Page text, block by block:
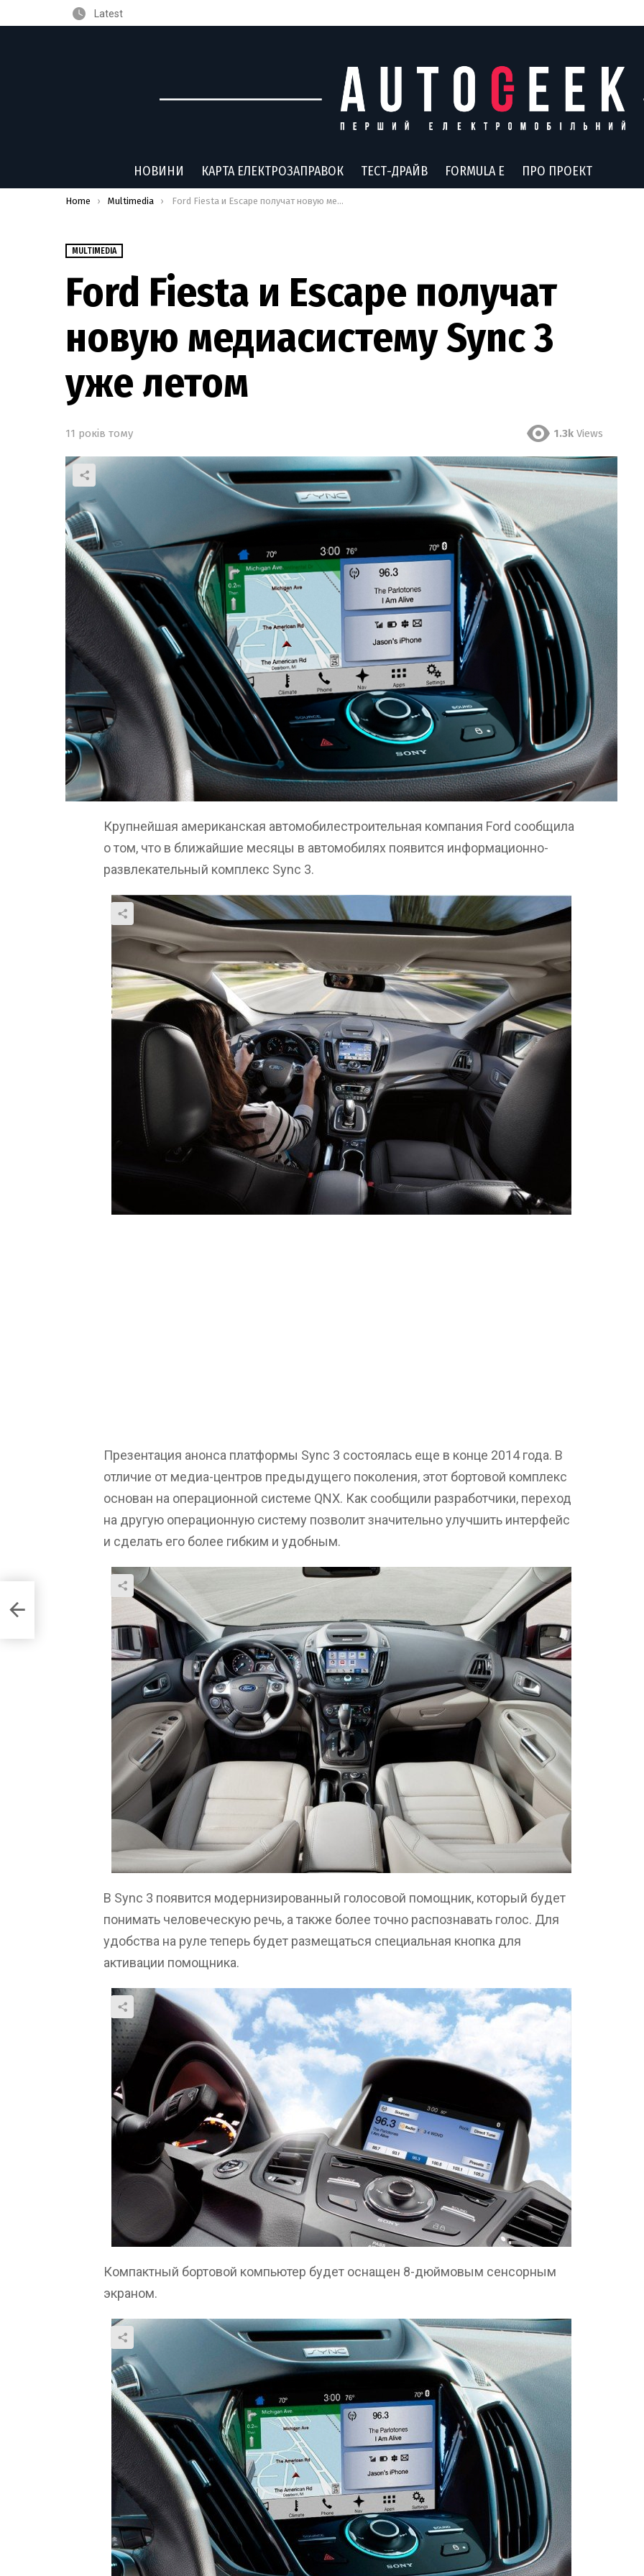
Latest
НОВИНИ КАРТА ЕЛЕКТРОЗАПРАВОК ТЕСТ-ДРАЙВ FORMULA E ПРО ПРОЕКТ
You are here:
Home Multimedia Ford Fiesta и Escape получат новую медиасистему Sync 3 уже летом
MULTIMEDIA
Ford Fiesta и Escape получат
новую медиасистему Sync 3
уже летом
11 років тому 1.3k Views
Крупнейшая американская автомобилестроительная компания Ford сообщила
о том, что в ближайшие месяцы в автомобилях появится информационно-
развлекательный комплекс Sync 3.
Презентация анонса платформы Sync 3 состоялась еще в конце 2014 года. В
отличие от медиа-центров предыдущего поколения, этот бортовой комплекс
основан на операционной системе QNX. Как сообщили разработчики, переход
на другую операционную систему позволит значительно улучшить интерфейс
и сделать его более гибким и удобным.
В Sync 3 появится модернизированный голосовой помощник, который будет
понимать человеческую речь, а также более точно распознавать голос. Для
удобства на руле теперь будет размещаться специальная кнопка для
активации помощника.
Компактный бортовой компьютер будет оснащен 8-дюймовым сенсорным
экраном.
на